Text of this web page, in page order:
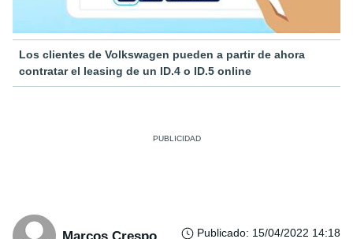
Los clientes de Volkswagen pueden a partir de ahora
contratar el leasing de un ID.4 o ID.5 online
Publicado: 15/04/2022 14:18